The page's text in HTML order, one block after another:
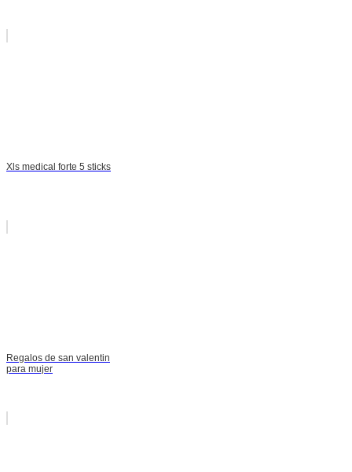
Xls medical forte 5 sticks
Regalos de san valentin
para mujer